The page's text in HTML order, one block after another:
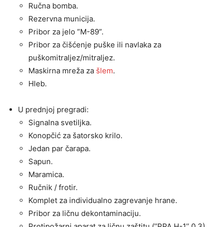
Ručna bomba.
Rezervna municija.
Pribor za jelo ”M-89”.
Pribor za čišćenje puške ili navlaka za
puškomitraljez/mitraljez.
Maskirna mreža za šlem.
Hleb.
U prednjoj pregradi:
Signalna svetiljka.
Konopčić za šatorsko krilo.
Jedan par čarapa.
Sapun.
Maramica.
Ručnik / frotir.
Komplet za individualno zagrevanje hrane.
Pribor za ličnu dekontaminaciju.